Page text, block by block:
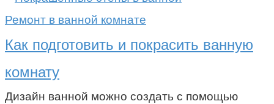
Ремонт в ванной комнате
Как подготовить и покрасить ванную
комнату
Дизайн ванной можно создать с помощью